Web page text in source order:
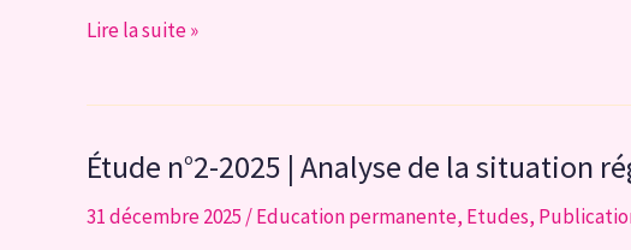
citoyenne
Note
| Blocage
:
Lire la suite »
Étude n°2-2025 | Analyse de la situation
31 décembre 2025 /Education permanente, Etudes,